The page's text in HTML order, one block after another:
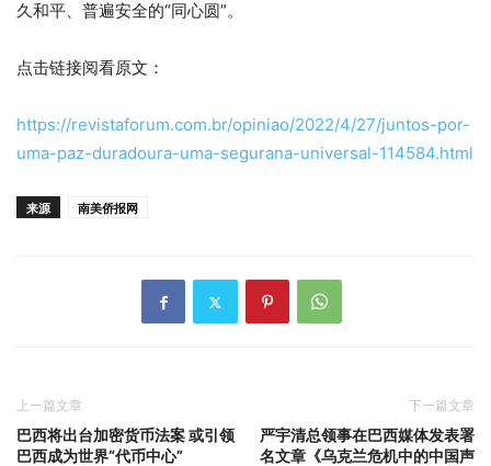
久和平、普遍安全的“同心圆”。
点击链接阅看原文：
https://revistaforum.com.br/opiniao/2022/4/27/juntos-por-
uma-paz-duradoura-uma-segurana-universal-114584.html
来源 南美侨报网
上一篇文章
巴西将出台加密货币法案 或引领
巴西成为世界“代币中心”
下一篇文章
严宇清总领事在巴西媒体发表署
名文章《乌克兰危机中的中国声